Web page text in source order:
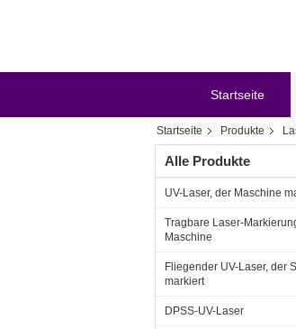
Startseite
Startseite Produkte
Alle Produkte
UV-Laser, der Maschine
Tragbare Laser-
Maschine
Fliegender UV-Laser, der
markiert
DPSS-UV-Laser